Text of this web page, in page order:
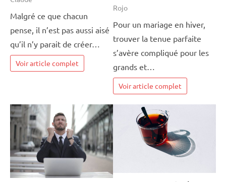
Malgré ce que chacun
pense, il n’est pas aussi aisé
qu’il n’y parait de créer…
Voir article complet
Rojo
Pour un mariage en hiver,
trouver la tenue parfaite
s’avère compliqué pour les
grands et…
Voir article complet